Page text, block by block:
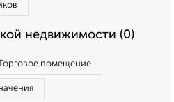
недвижимости (0)
помещение